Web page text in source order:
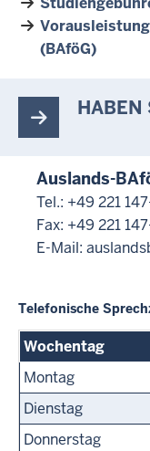
(BAföG)
HABEN
Auslands-
Tel.: +49 221
Fax: +49 221
E-Mail:
Telefonische
Wochentag
Montag
Dienstag
Donnerstag